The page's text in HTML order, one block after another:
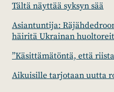
Tältä näyttää syksyn sää
Asiantuntija:
häiritä Ukrainan
”Käsittämätöntä, että
Aikuisille tarjotaan uutta